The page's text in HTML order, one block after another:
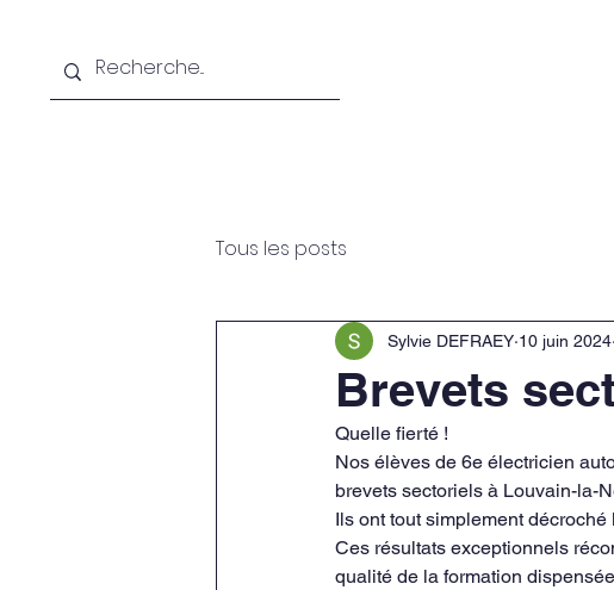
Tous les posts
Brevets
Sylvie DEFRAEY 10 juin 2024
Quelle fierté !
Nos élèves de 6e électricien
brevets sectoriels à Louvain-la-
Ils ont tout simplement
Ces résultats exceptionnels
qualité de la formation